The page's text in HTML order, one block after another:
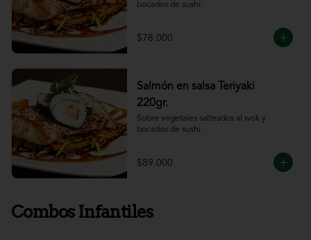
bocados de sushi.
$78.000
Salmón en salsa Teriyaki
220gr.
Sobre vegetales salteados al wok y
bocados de sushi.
$89.000
Combos Infantiles